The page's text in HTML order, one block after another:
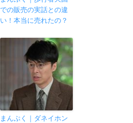
での販売の実話との違
い！本当に売れたの？
まんぷく｜ダネイホン